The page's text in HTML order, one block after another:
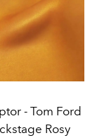
- Tom Ford
Rosy